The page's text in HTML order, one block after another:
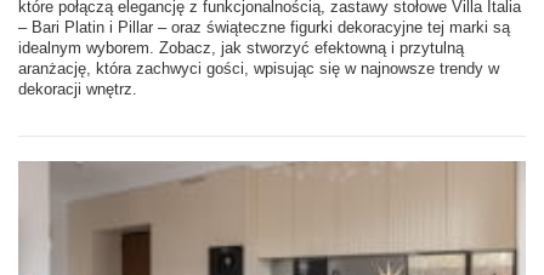
które połączą elegancję z funkcjonalnością, zastawy stołowe Villa Italia
– Bari Platin i Pillar – oraz świąteczne figurki dekoracyjne tej marki są
idealnym wyborem. Zobacz, jak stworzyć efektowną i przytulną
aranżację, która zachwyci gości, wpisując się w najnowsze trendy w
dekoracji wnętrz.